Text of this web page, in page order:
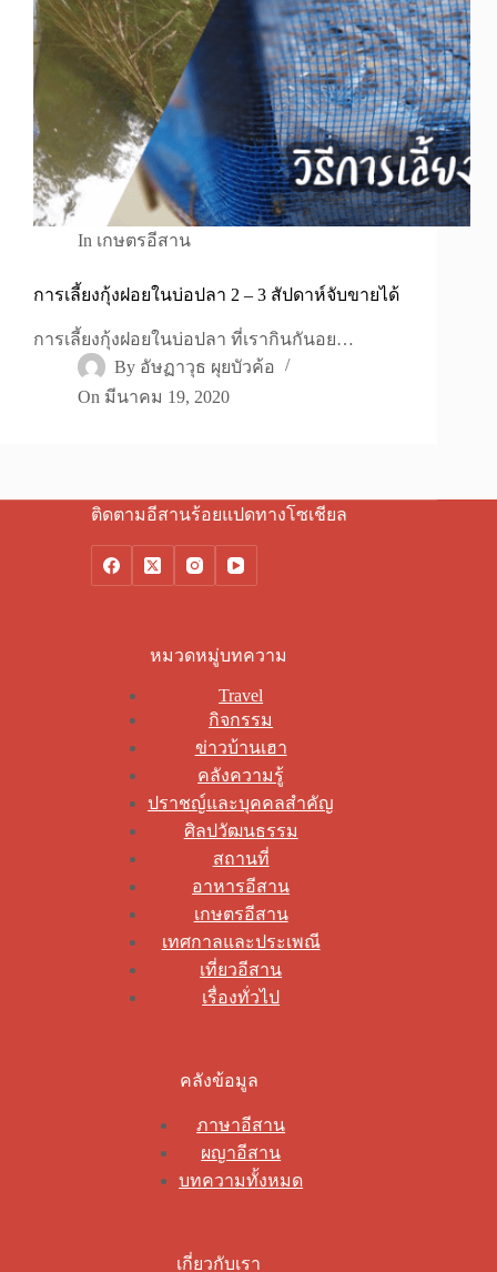
In เกษตรอีสาน
การเลี้ยงกุ้งฝอยในบ่อปลา 2 – 3 สัปดาห์จับขายได้
การเลี้ยงกุ้งฝอยในบ่อปลา ที่เรากินกันอย…
By อัษฏาวุธ ผุยบัวค้อ
On มีนาคม 19, 2020
ติดตามอีสานร้อยแปดทางโซเชียล
หมวดหมู่บทความ
Travel
กิจกรรม
ข่าวบ้านเฮา
คลังความรู้
ปราชญ์และบุคคลสำคัญ
ศิลปวัฒนธรรม
สถานที่
อาหารอีสาน
เกษตรอีสาน
เทศกาลและประเพณี
เที่ยวอีสาน
เรื่องทั่วไป
คลังข้อมูล
ภาษาอีสาน
ผญาอีสาน
บทความทั้งหมด
เกี่ยวกับเรา